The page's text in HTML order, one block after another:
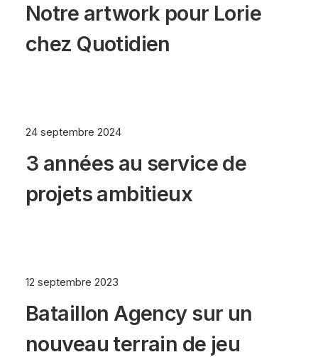
Notre artwork pour Lorie
chez Quotidien
24 septembre 2024
3 années au service de
projets ambitieux
12 septembre 2023
Bataillon Agency sur un
nouveau terrain de jeu